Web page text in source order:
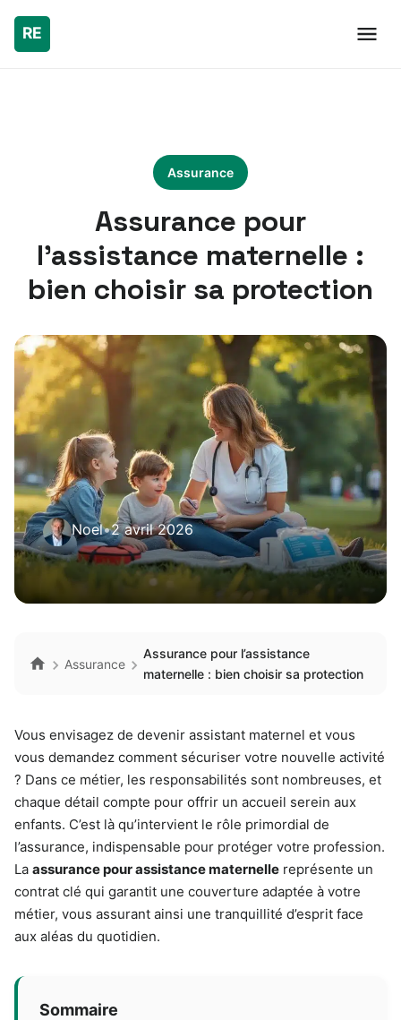
Assurance
Assurance pour
l’assistance maternelle :
bien choisir sa protection
Noel•2 avril 2026
Assurance
Assurance pour l’assistance
maternelle : bien choisir sa protection
Vous envisagez de devenir assistant maternel et vous
vous demandez comment sécuriser votre nouvelle activité
? Dans ce métier, les responsabilités sont nombreuses, et
chaque détail compte pour offrir un accueil serein aux
enfants. C’est là qu’intervient le rôle primordial de
l’assurance, indispensable pour protéger votre profession.
La assurance pour assistance maternelle représente un
contrat clé qui garantit une couverture adaptée à votre
métier, vous assurant ainsi une tranquillité d’esprit face
aux aléas du quotidien.
Sommaire